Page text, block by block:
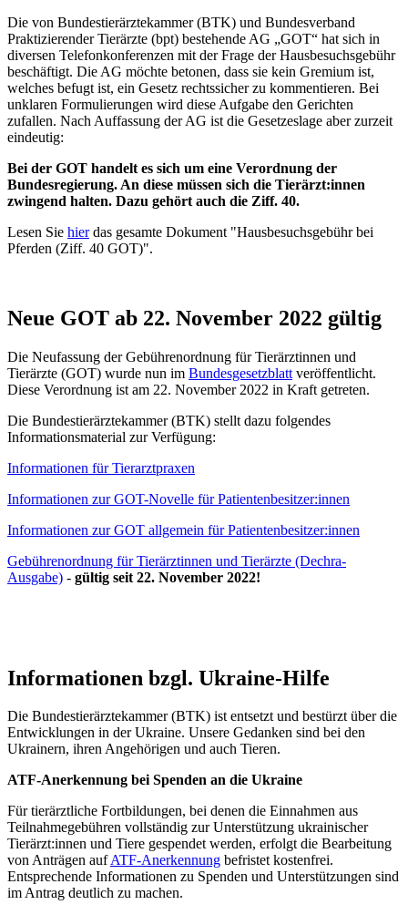
Die von Bundestierärztekammer (BTK) und Bundesverband
Praktizierender Tierärzte (bpt) bestehende AG „GOT“ hat sich in
diversen Telefonkonferenzen mit der Frage der Hausbesuchsgebühr
beschäftigt. Die AG möchte betonen, dass sie kein Gremium ist,
welches befugt ist, ein Gesetz rechtssicher zu kommentieren. Bei
unklaren Formulierungen wird diese Aufgabe den Gerichten
zufallen. Nach Auffassung der AG ist die Gesetzeslage aber zurzeit
eindeutig:
Bei der GOT handelt es sich um eine Verordnung der
Bundesregierung. An diese müssen sich die Tierärzt:innen
zwingend halten. Dazu gehört auch die Ziff. 40.
Lesen Sie hierdas gesamte Dokument "Hausbesuchsgebühr bei
Pferden (Ziff. 40 GOT)".
Neue GOT ab 22. November 2022 gültig
Die Neufassung der Gebührenordnung für Tierärztinnen und
Tierärzte (GOT) wurde nun im Bundesgesetzblatt veröffentlicht.
Diese Verordnung ist am 22. November 2022 in Kraft getreten.
Die Bundestierärztekammer (BTK) stellt dazu folgendes
Informationsmaterial zur Verfügung:
Informationen für Tierarztpraxen
Informationen zur GOT-Novelle für Patientenbesitzer:innen
Informationen zur GOT allgemein für Patientenbesitzer:innen
Gebührenordnung für Tierärztinnen und Tierärzte (Dechra-
Ausgabe) - gültig seit 22. November 2022!
Informationen bzgl. Ukraine-Hilfe
Die Bundestierärztekammer (BTK) ist entsetzt und bestürzt über die
Entwicklungen in der Ukraine. Unsere Gedanken sind bei den
Ukrainern, ihren Angehörigen und auch Tieren.
ATF-Anerkennung bei Spenden an die Ukraine
Für tierärztliche Fortbildungen, bei denen die Einnahmen aus
Teilnahmegebühren vollständig zur Unterstützung ukrainischer
Tierärzt:innen und Tiere gespendet werden, erfolgt die Bearbeitung
von Anträgen aufATF-Anerkennung befristet kostenfrei.
Entsprechende Informationen zu Spenden und Unterstützungen sind
im Antrag deutlich zu machen.